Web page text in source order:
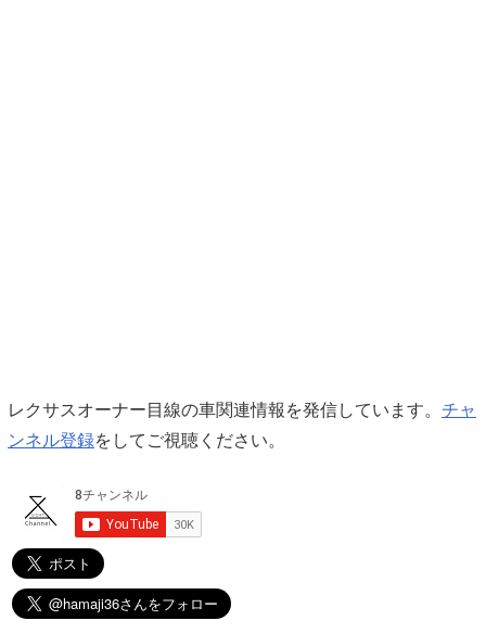
レクサスオーナー目線の車関連情報を発信しています。 チャ
ンネル登録をしてご視聴ください。